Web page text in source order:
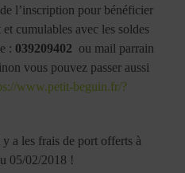
l’inscription pour bénéficier
cumulables avec les soldes
: 039209402 ou mail parrain
vous pouvez passer aussi
www.petit-beguin.fr/?
a les frais de port offerts à
05/02/2018 !